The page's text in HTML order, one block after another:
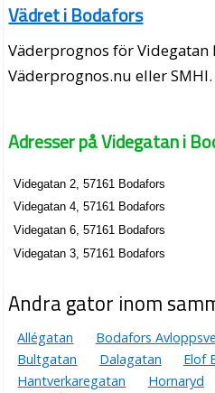
Vädret i Bodafors
Väderprognos för
Väderprognos.nu eller SMHI.
Adresser på Videgatan i
Videgatan 2, 57161 Bodafors
Videgatan 4, 57161 Bodafors
Videgatan 6, 57161 Bodafors
Videgatan 3, 57161 Bodafors
Andra gator inom
Allégatan Bodafors
Bultgatan
Dalagatan
Elof
Hantverkaregatan
Hornaryd